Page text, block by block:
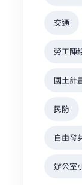
交通
勞工陣
國土計
民防
自由發
辦公室